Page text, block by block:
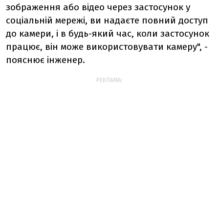
зображення або відео через застосунок у
соціальній мережі, ви надаєте повний доступ
до камери, і в будь-який час, коли застосунок
працює, він може використовувати камеру", -
пояснює інженер.
РЕКЛАМА: